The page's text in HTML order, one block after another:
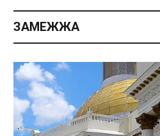
ЗАМЕЖЖА